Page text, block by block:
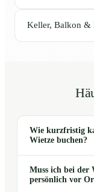
Keller, Balkon &
Wie kurzfristig
Wietze buchen?
Muss ich bei der
persönlich vor